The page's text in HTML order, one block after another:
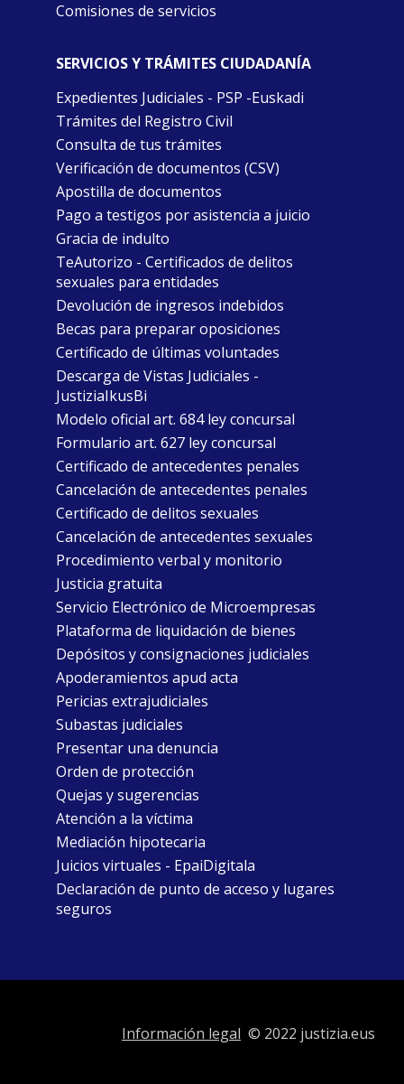
Comisiones de servicios
SERVICIOS Y TRÁMITES CIUDADANÍA
Expedientes Judiciales - PSP -Euskadi
Trámites del Registro Civil
Consulta de tus trámites
Verificación de documentos (CSV)
Apostilla de documentos
Pago a testigos por asistencia a juicio
Gracia de indulto
TeAutorizo - Certificados de delitos
sexuales para entidades
Devolución de ingresos indebidos
Becas para preparar oposiciones
Certificado de últimas voluntades
Descarga de Vistas Judiciales -
JustiziaIkusBi
Modelo oficial art. 684 ley concursal
Formulario art. 627 ley concursal
Certificado de antecedentes penales
Cancelación de antecedentes penales
Certificado de delitos sexuales
Cancelación de antecedentes sexuales
Procedimiento verbal y monitorio
Justicia gratuita
Servicio Electrónico de Microempresas
Plataforma de liquidación de bienes
Depósitos y consignaciones judiciales
Apoderamientos apud acta
Pericias extrajudiciales
Subastas judiciales
Presentar una denuncia
Orden de protección
Quejas y sugerencias
Atención a la víctima
Mediación hipotecaria
Juicios virtuales - EpaiDigitala
Declaración de punto de acceso y lugares
seguros
Información legal © 2022 justizia.eus